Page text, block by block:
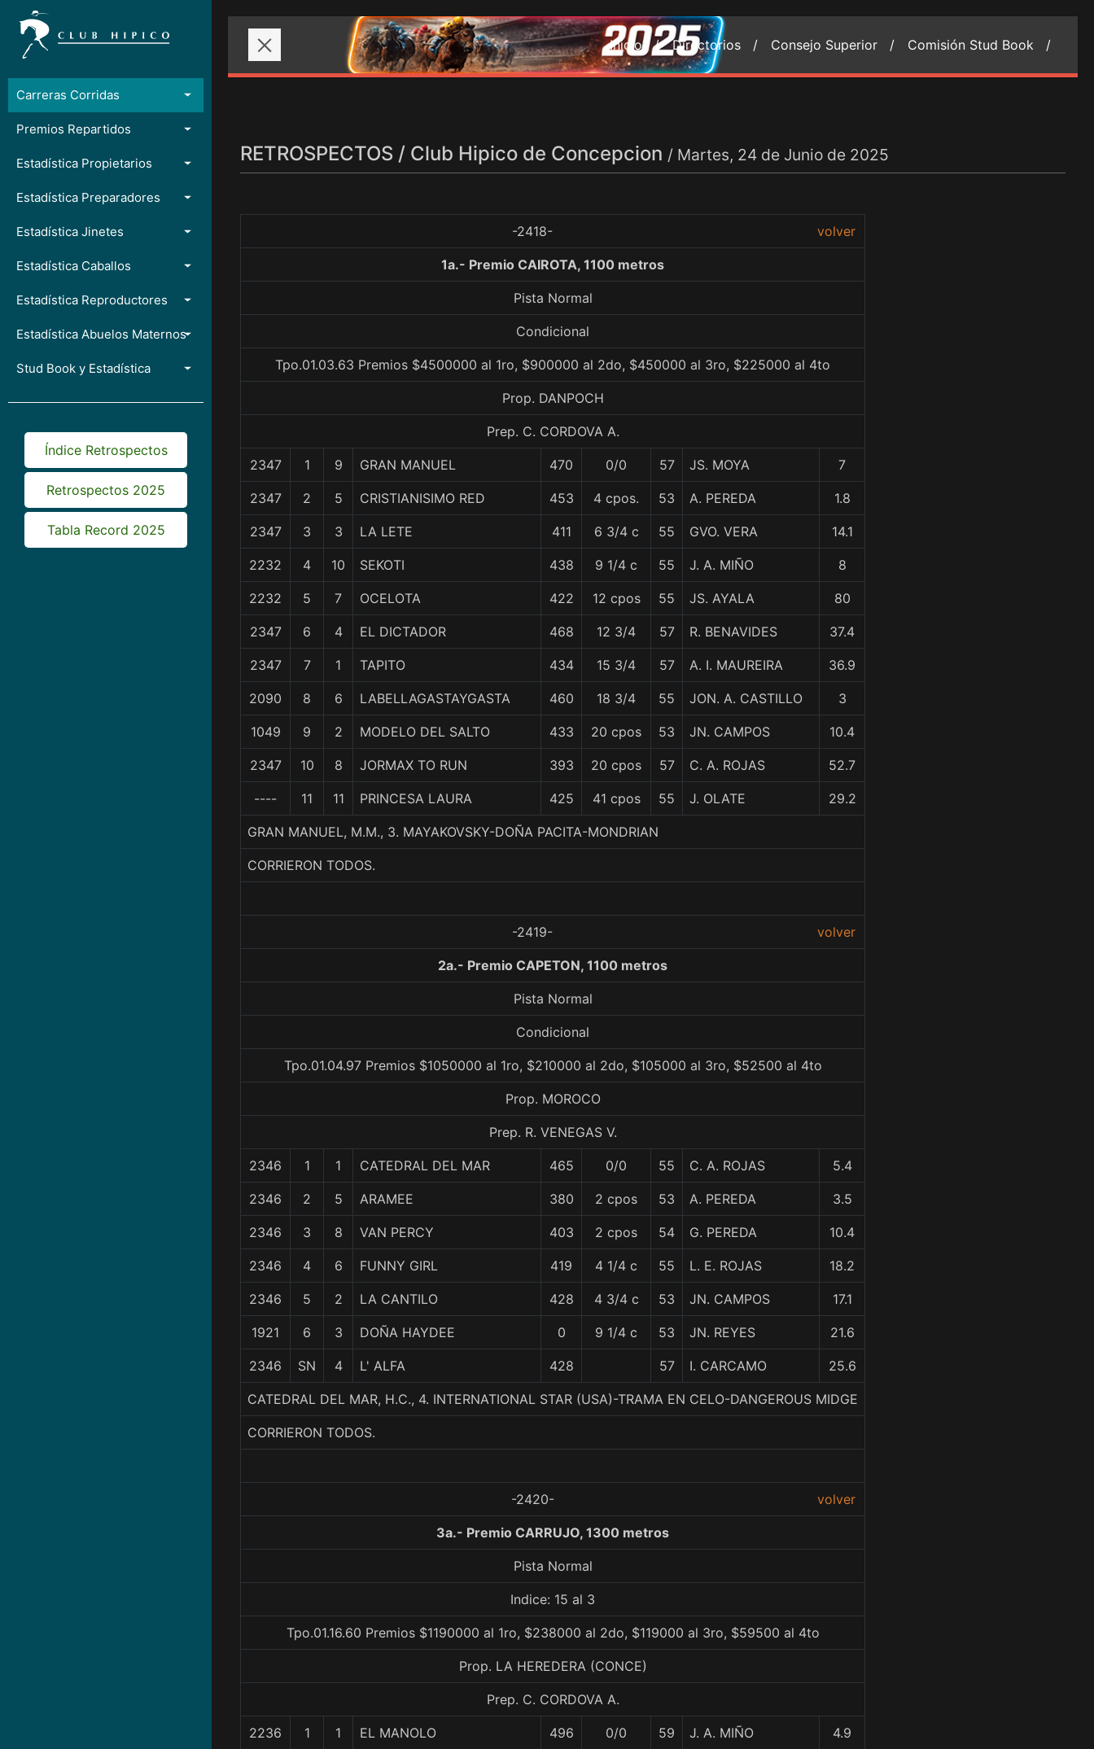
Carreras Corridas
Premios Repartidos
Estadística Propietarios
Estadística Preparadores
Estadística Jinetes
Estadística Caballos
Estadística Reproductores
Estadística Abuelos Maternos
Stud Book y Estadística
Índice Retrospectos
Retrospectos 2025
Tabla Record 2025
Inicio / Directorios / Consejo Superior / Comisión Stud Book /
RETROSPECTOS / Club Hipico de Concepcion / Martes, 24 de Junio de 2025
-2418- volver
1a.- Premio CAIROTA, 1100 metros
Pista Normal
Condicional
Tpo.01.03.63 Premios $4500000 al 1ro, $900000 al 2do, $450000 al 3ro, $225000 al 4to
Prop. DANPOCH
Prep. C. CORDOVA A.
2347 1 9 GRAN MANUEL 470 0/0 57 JS. MOYA 7
2347 2 5 CRISTIANISIMO RED 453 4 cpos. 53 A. PEREDA 1.8
2347 3 3 LA LETE 411 6 3/4 c 55 GVO. VERA 14.1
2232 4 10 SEKOTI 438 9 1/4 c 55 J. A. MIÑO 8
2232 5 7 OCELOTA 422 12 cpos 55 JS. AYALA 80
2347 6 4 EL DICTADOR 468 12 3/4 57 R. BENAVIDES 37.4
2347 7 1 TAPITO 434 15 3/4 57 A. I. MAUREIRA 36.9
2090 8 6 LABELLAGASTAYGASTA 460 18 3/4 55 JON. A. CASTILLO 3
1049 9 2 MODELO DEL SALTO 433 20 cpos 53 JN. CAMPOS 10.4
2347 10 8 JORMAX TO RUN 393 20 cpos 57 C. A. ROJAS 52.7
---- 11 11 PRINCESA LAURA 425 41 cpos 55 J. OLATE 29.2
GRAN MANUEL, M.M., 3. MAYAKOVSKY-DOÑA PACITA-MONDRIAN
CORRIERON TODOS.
-2419- volver
2a.- Premio CAPETON, 1100 metros
Pista Normal
Condicional
Tpo.01.04.97 Premios $1050000 al 1ro, $210000 al 2do, $105000 al 3ro, $52500 al 4to
Prop. MOROCO
Prep. R. VENEGAS V.
2346 1 1 CATEDRAL DEL MAR 465 0/0 55 C. A. ROJAS 5.4
2346 2 5 ARAMEE 380 2 cpos 53 A. PEREDA 3.5
2346 3 8 VAN PERCY 403 2 cpos 54 G. PEREDA 10.4
2346 4 6 FUNNY GIRL 419 4 1/4 c 55 L. E. ROJAS 18.2
2346 5 2 LA CANTILO 428 4 3/4 c 53 JN. CAMPOS 17.1
1921 6 3 DOÑA HAYDEE 0 9 1/4 c 53 JN. REYES 21.6
2346 SN 4 L' ALFA 428 57 I. CARCAMO 25.6
CATEDRAL DEL MAR, H.C., 4. INTERNATIONAL STAR (USA)-TRAMA EN CELO-DANGEROUS MIDGE
CORRIERON TODOS.
-2420- volver
3a.- Premio CARRUJO, 1300 metros
Pista Normal
Indice: 15 al 3
Tpo.01.16.60 Premios $1190000 al 1ro, $238000 al 2do, $119000 al 3ro, $59500 al 4to
Prop. LA HEREDERA (CONCE)
Prep. C. CORDOVA A.
2236 1 1 EL MANOLO 496 0/0 59 J. A. MIÑO 4.9